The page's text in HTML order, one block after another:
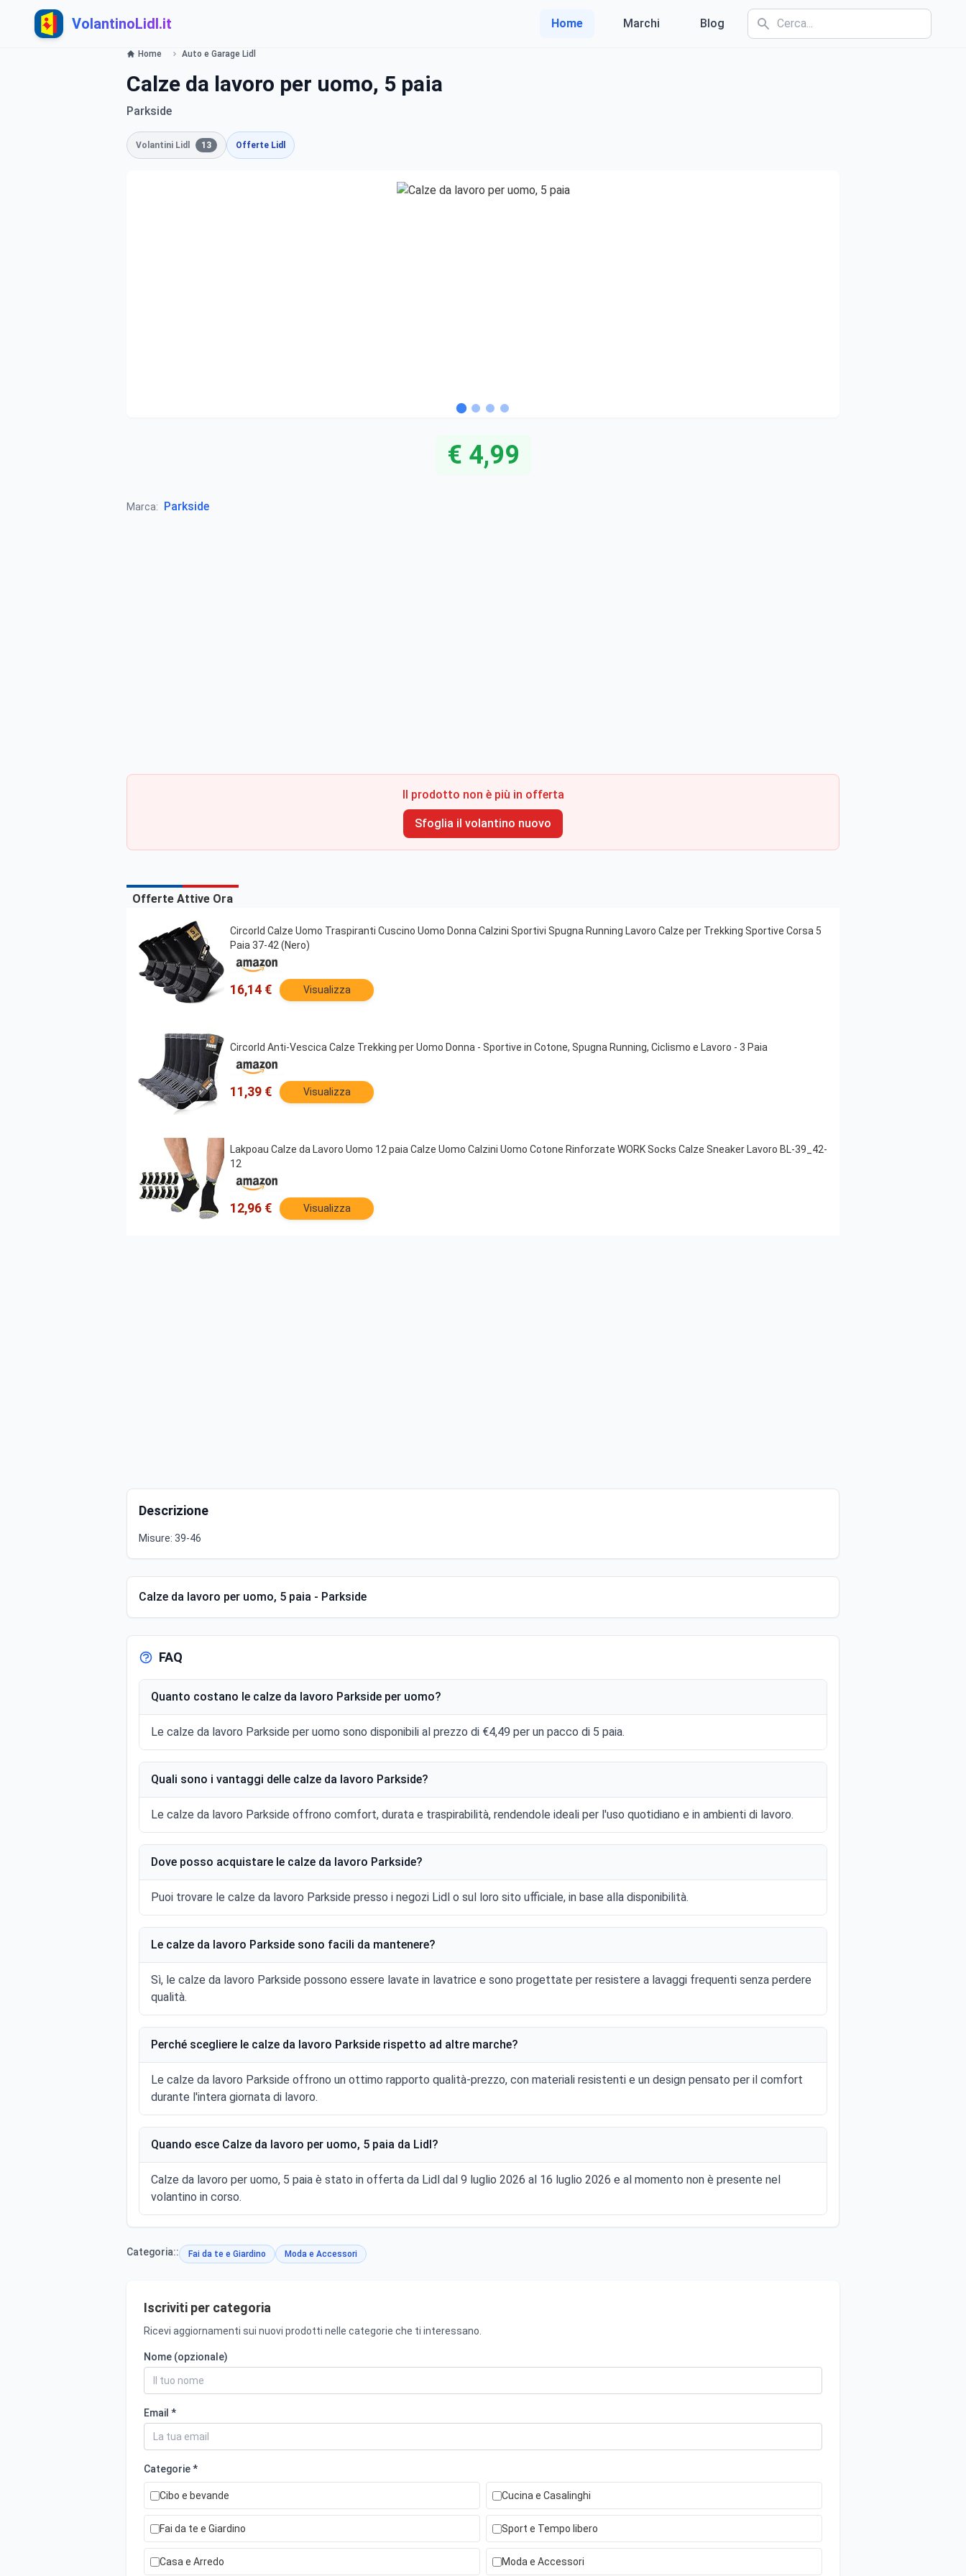
VolantinoLidl.it Home Marchi Blog
Home Auto e Garage Lidl
Calze da lavoro per uomo, 5 paia
Parkside
Volantini Lidl 13 Offerte Lidl
€ 4,99
Marca: Parkside
Il prodotto non è più in offerta
Sfoglia il volantino nuovo
Offerte Attive Ora
Circorld Calze Uomo Traspiranti Cuscino Uomo Donna Calzini Sportivi Spugna Running Lavoro Calze per Trekking Sportive Corsa 5
Paia 37-42 (Nero)
16,14 € Visualizza
Circorld Anti-Vescica Calze Trekking per Uomo Donna - Sportive in Cotone, Spugna Running, Ciclismo e Lavoro - 3 Paia
11,39 € Visualizza
Lakpoau Calze da Lavoro Uomo 12 paia Calze Uomo Calzini Uomo Cotone Rinforzate WORK Socks Calze Sneaker Lavoro BL-39_42-
12
12,96 € Visualizza
Descrizione
Misure: 39-46
Calze da lavoro per uomo, 5 paia - Parkside
FAQ
Quanto costano le calze da lavoro Parkside per uomo?
Le calze da lavoro Parkside per uomo sono disponibili al prezzo di €4,49 per un pacco di 5 paia.
Quali sono i vantaggi delle calze da lavoro Parkside?
Le calze da lavoro Parkside offrono comfort, durata e traspirabilità, rendendole ideali per l'uso quotidiano e in ambienti di lavoro.
Dove posso acquistare le calze da lavoro Parkside?
Puoi trovare le calze da lavoro Parkside presso i negozi Lidl o sul loro sito ufficiale, in base alla disponibilità.
Le calze da lavoro Parkside sono facili da mantenere?
Sì, le calze da lavoro Parkside possono essere lavate in lavatrice e sono progettate per resistere a lavaggi frequenti senza perdere
qualità.
Perché scegliere le calze da lavoro Parkside rispetto ad altre marche?
Le calze da lavoro Parkside offrono un ottimo rapporto qualità-prezzo, con materiali resistenti e un design pensato per il comfort
durante l'intera giornata di lavoro.
Quando esce Calze da lavoro per uomo, 5 paia da Lidl?
Calze da lavoro per uomo, 5 paia è stato in offerta da Lidl dal 9 luglio 2026 al 16 luglio 2026 e al momento non è presente nel
volantino in corso.
Categoria:: Fai da te e Giardino Moda e Accessori
Iscriviti per categoria
Ricevi aggiornamenti sui nuovi prodotti nelle categorie che ti interessano.
Nome (opzionale)
Email *
Categorie *
Cibo e bevande Cucina e Casalinghi
Fai da te e Giardino Sport e Tempo libero
Casa e Arredo Moda e Accessori